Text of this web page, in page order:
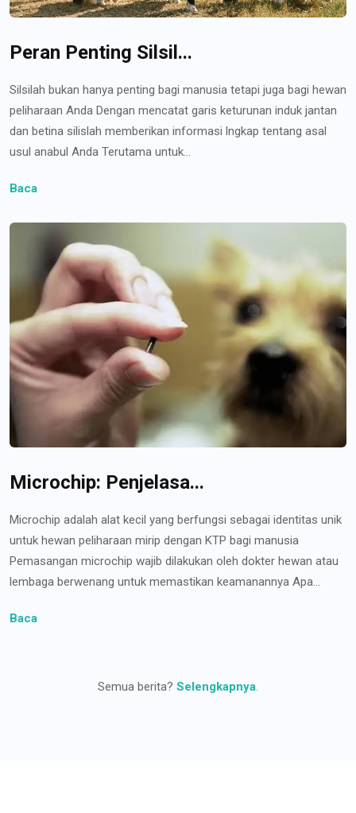
Peran Penting Silsil...
Silsilah bukan hanya penting bagi manusia tetapi juga bagi hewan
peliharaan Anda Dengan mencatat garis keturunan induk jantan
dan betina silislah memberikan informasi lngkap tentang asal
usul anabul Anda Terutama untuk...
Baca
Microchip: Penjelasa...
Microchip adalah alat kecil yang berfungsi sebagai identitas unik
untuk hewan peliharaan mirip dengan KTP bagi manusia
Pemasangan microchip wajib dilakukan oleh dokter hewan atau
lembaga berwenang untuk memastikan keamanannya Apa...
Baca
Semua berita? Selengkapnya.